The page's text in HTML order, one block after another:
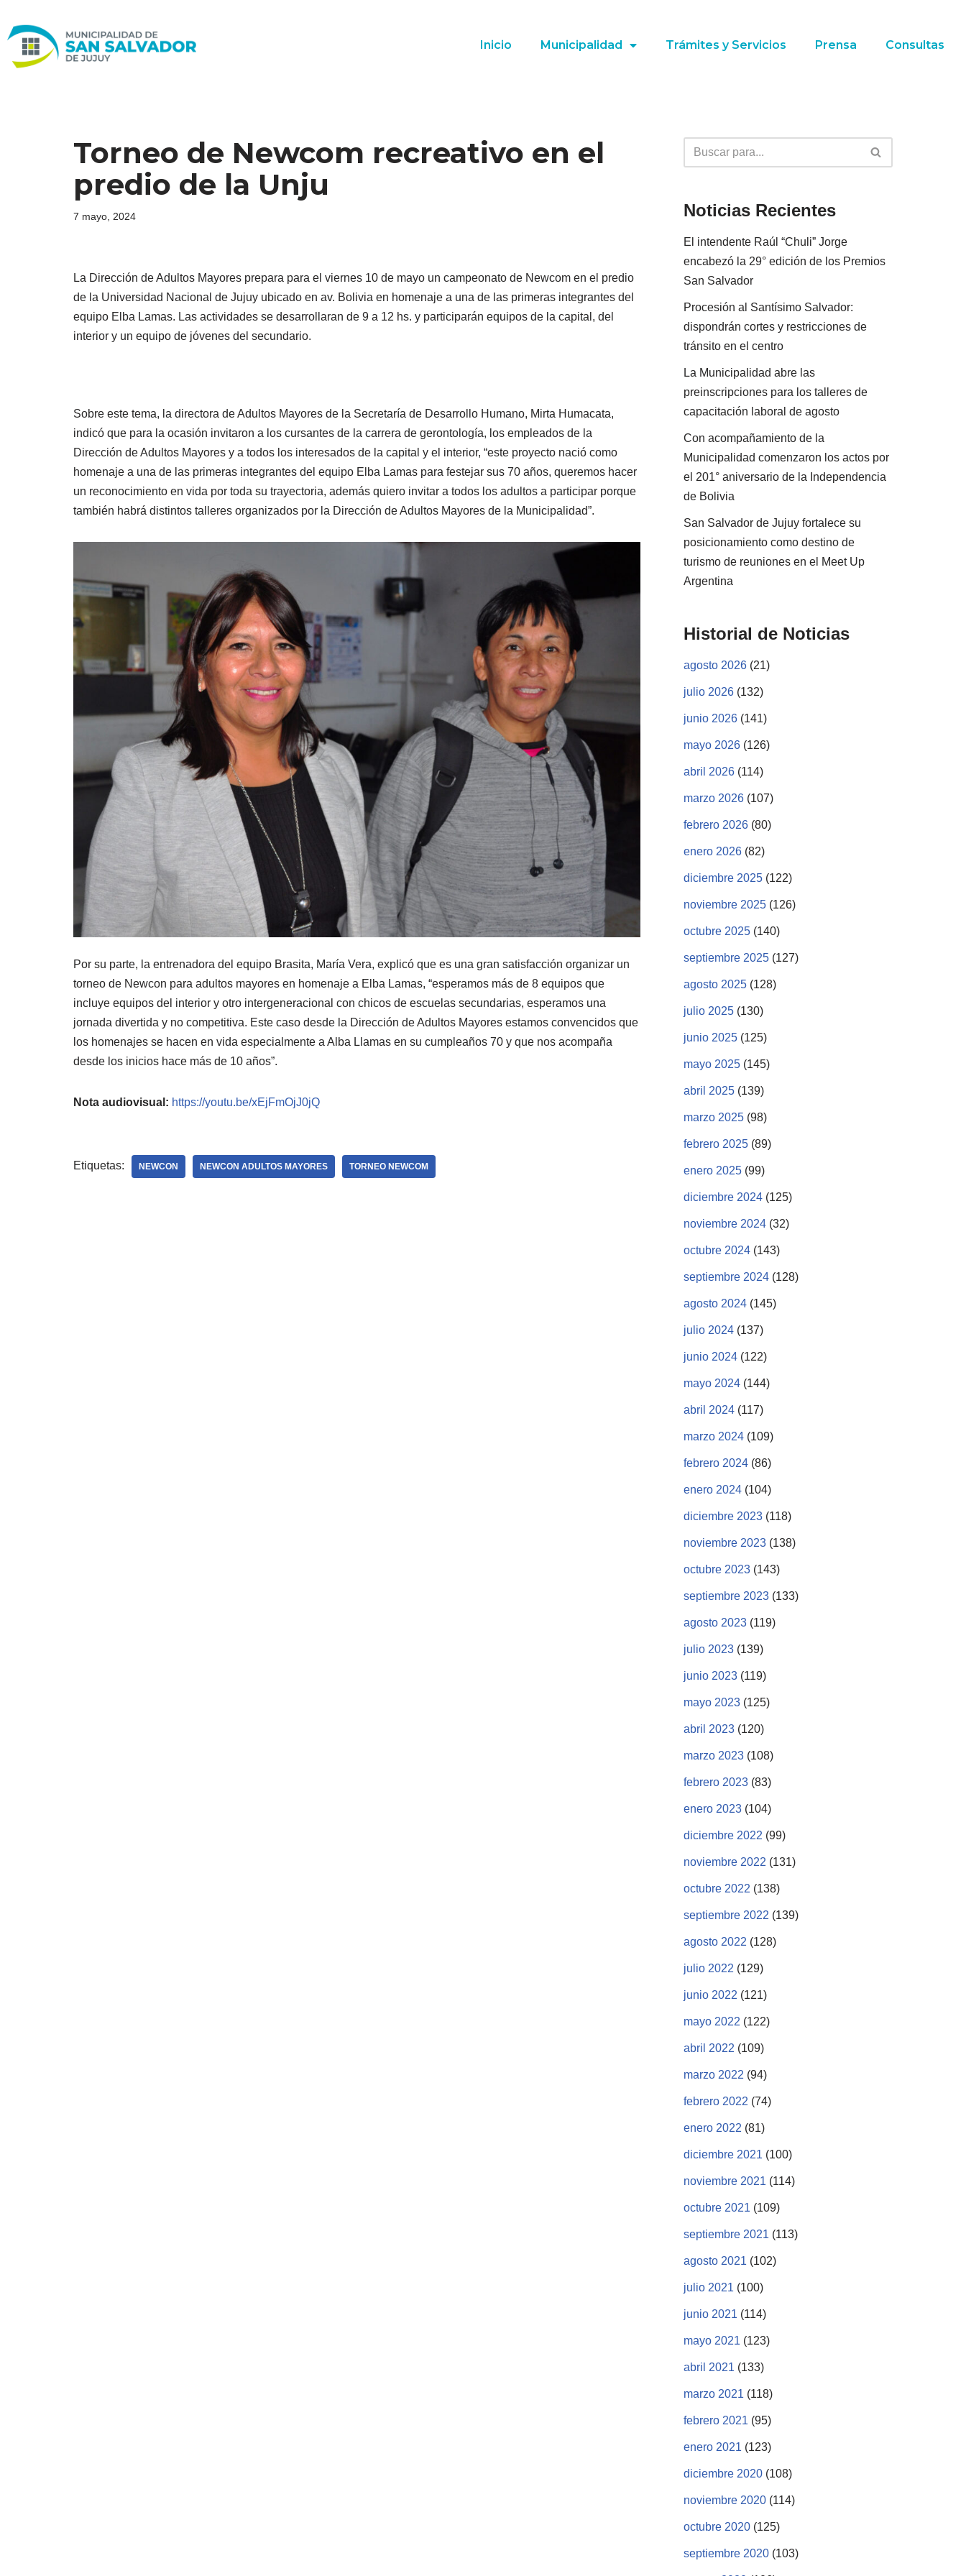
Ir
al
Inicio Municipalidad Trámites y Servicios Prensa Consultas
Torneo de Newcom recreativo en el
predio de la Unju
7 mayo, 2024
La Dirección de Adultos Mayores prepara para el viernes 10 de mayo un campeonato de Newcom en el predio
de la Universidad Nacional de Jujuy ubicado en av. Bolivia en homenaje a una de las primeras integrantes del
equipo Elba Lamas. Las actividades se desarrollaran de 9 a 12 hs. y participarán equipos de la capital, del
interior y un equipo de jóvenes del secundario.
Sobre este tema, la directora de Adultos Mayores de la Secretaría de Desarrollo Humano, Mirta Humacata,
indicó que para la ocasión invitaron a los cursantes de la carrera de gerontología, los empleados de la
Dirección de Adultos Mayores y a todos los interesados de la capital y el interior, “este proyecto nació como
homenaje a una de las primeras integrantes del equipo Elba Lamas para festejar sus 70 años, queremos hacer
un reconocimiento en vida por toda su trayectoria, además quiero invitar a todos los adultos a participar porque
también habrá distintos talleres organizados por la Dirección de Adultos Mayores de la Municipalidad”.
Por su parte, la entrenadora del equipo Brasita, María Vera, explicó que es una gran satisfacción organizar un
torneo de Newcon para adultos mayores en homenaje a Elba Lamas, “esperamos más de 8 equipos que
incluye equipos del interior y otro intergeneracional con chicos de escuelas secundarias, esperamos una
jornada divertida y no competitiva. Este caso desde la Dirección de Adultos Mayores estamos convencidos que
los homenajes se hacen en vida especialmente a Alba Llamas en su cumpleaños 70 y que nos acompaña
desde los inicios hace más de 10 años”.
Nota audiovisual: https://youtu.be/xEjFmOjJ0jQ
Etiquetas: NEWCON NEWCON ADULTOS MAYORES TORNEO NEWCOM
Noticias Recientes
El intendente Raúl “Chuli” Jorge
encabezó la 29° edición de los Premios
San Salvador
Procesión al Santísimo Salvador:
dispondrán cortes y restricciones de
tránsito en el centro
La Municipalidad abre las
preinscripciones para los talleres de
capacitación laboral de agosto
Con acompañamiento de la
Municipalidad comenzaron los actos por
el 201° aniversario de la Independencia
de Bolivia
San Salvador de Jujuy fortalece su
posicionamiento como destino de
turismo de reuniones en el Meet Up
Argentina
Historial de Noticias
agosto 2026 (21)
julio 2026 (132)
junio 2026 (141)
mayo 2026 (126)
abril 2026 (114)
marzo 2026 (107)
febrero 2026 (80)
enero 2026 (82)
diciembre 2025 (122)
noviembre 2025 (126)
octubre 2025 (140)
septiembre 2025 (127)
agosto 2025 (128)
julio 2025 (130)
junio 2025 (125)
mayo 2025 (145)
abril 2025 (139)
marzo 2025 (98)
febrero 2025 (89)
enero 2025 (99)
diciembre 2024 (125)
noviembre 2024 (32)
octubre 2024 (143)
septiembre 2024 (128)
agosto 2024 (145)
julio 2024 (137)
junio 2024 (122)
mayo 2024 (144)
abril 2024 (117)
marzo 2024 (109)
febrero 2024 (86)
enero 2024 (104)
diciembre 2023 (118)
noviembre 2023 (138)
octubre 2023 (143)
septiembre 2023 (133)
agosto 2023 (119)
julio 2023 (139)
junio 2023 (119)
mayo 2023 (125)
abril 2023 (120)
marzo 2023 (108)
febrero 2023 (83)
enero 2023 (104)
diciembre 2022 (99)
noviembre 2022 (131)
octubre 2022 (138)
septiembre 2022 (139)
agosto 2022 (128)
julio 2022 (129)
junio 2022 (121)
mayo 2022 (122)
abril 2022 (109)
marzo 2022 (94)
febrero 2022 (74)
enero 2022 (81)
diciembre 2021 (100)
noviembre 2021 (114)
octubre 2021 (109)
septiembre 2021 (113)
agosto 2021 (102)
julio 2021 (100)
junio 2021 (114)
mayo 2021 (123)
abril 2021 (133)
marzo 2021 (118)
febrero 2021 (95)
enero 2021 (123)
diciembre 2020 (108)
noviembre 2020 (114)
octubre 2020 (125)
septiembre 2020 (103)